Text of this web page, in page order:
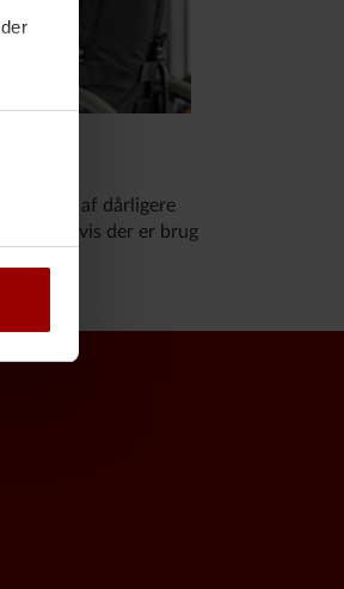
grund af dårligere
hvis der er brug